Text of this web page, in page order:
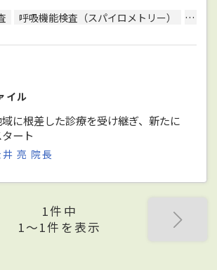
呼吸機能検査（スパイロメトリー） 細菌
イル
域に根差した診療を受け継ぎ、新たに
タート
亮 院長
1件中
1〜1件を表示